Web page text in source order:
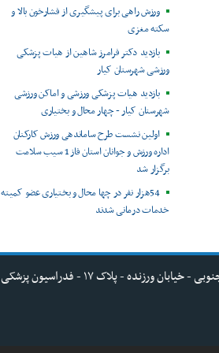
ورزش راهی برای پیشگیری از فشارخون بالا و
سکته مغزی
بازدید دکتر فرامرز شاهین از هیات پزشکی
ورزشی شهرستان کیار
بازدید هیات پزشکی ورزشی و اماکن ورزشی
شهرستان کیار - چهار محال و بختیاری
اولین نشست طرح ساماندهی ورزش کارکنان
اداره ورزش و جوانان استان فاز 1 سیب سلامت
برگزار شد
54هزار نفر در چها محال و بختیاری عضو کمیته
خدمات درمانی شدند
- پلاک ۱۷ - فدراسیون پزشکی ورزشی